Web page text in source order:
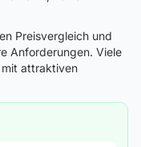
Preisvergleich und
Anforderungen. Viele
attraktiven